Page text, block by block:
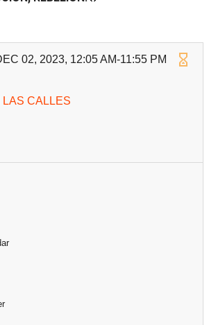
02, 2023, 12:05 AM-11:55 PM
CALLES